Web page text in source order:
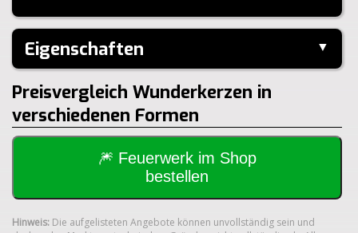
Eigenschaften ▼
Hersteller: Weco
Preisvergleich Wunderkerzen in
verschiedenen Formen
🎆 Feuerwerk im Shop
bestellen
Hinweis: Die aufgelisteten Angebote können unvollständig sein und